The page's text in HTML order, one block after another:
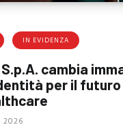
IN EVIDENZA
cambia
per il futuro
2026